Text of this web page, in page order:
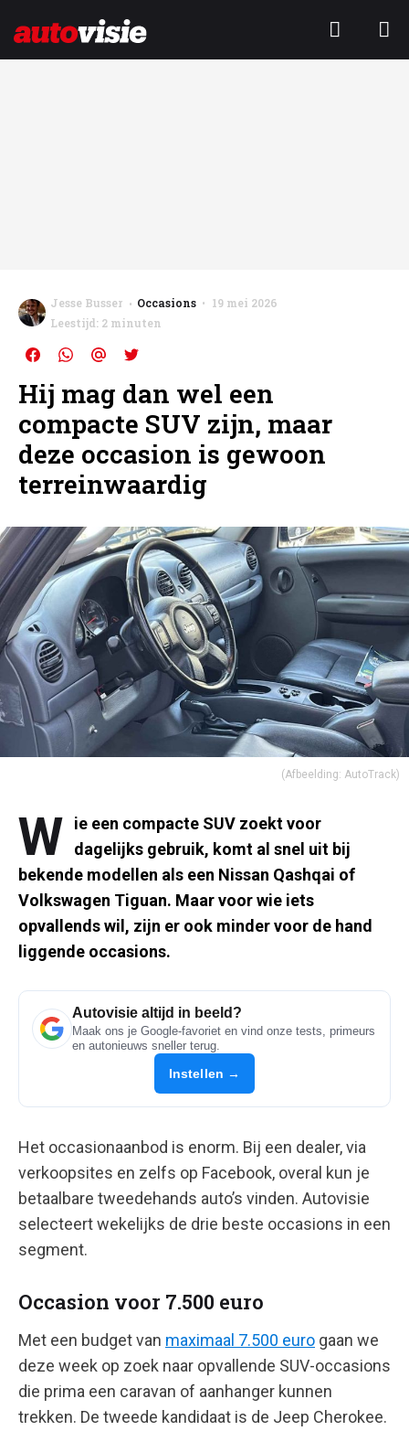
Jesse Busser Occasions
19 mei 2026
Leestijd: 2 minuten
Hij mag dan wel een
compacte SUV zijn, maar
deze occasion is gewoon
terreinwaardig
(Afbeelding: AutoTrack)
W
ie een compacte SUV zoekt voor
dagelijks gebruik, komt al snel uit bij
bekende modellen als een Nissan Qashqai of
Volkswagen Tiguan. Maar voor wie iets
opvallends wil, zijn er ook minder voor de hand
liggende occasions.
Autovisie altijd in beeld?
Maak ons je Google-favoriet en vind onze tests, primeurs
en autonieuws sneller terug.
Instellen →
Het occasionaanbod is enorm. Bij een dealer, via
verkoopsites en zelfs op Facebook, overal kun je
betaalbare tweedehands auto’s vinden. Autovisie
selecteert wekelijks de drie beste occasions in een
segment.
Occasion voor 7.500 euro
Met een budget van maximaal 7.500 euro gaan we
deze week op zoek naar opvallende SUV-occasions
die prima een caravan of aanhanger kunnen
trekken. De tweede kandidaat is de Jeep Cherokee.